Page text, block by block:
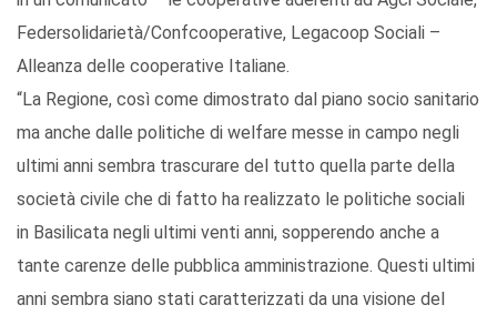
Federsolidarietà/Confcooperative, Legacoop Sociali –
Alleanza delle cooperative Italiane.
“La Regione, così come dimostrato dal piano socio sanitario
ma anche dalle politiche di welfare messe in campo negli
ultimi anni sembra trascurare del tutto quella parte della
società civile che di fatto ha realizzato le politiche sociali
in Basilicata negli ultimi venti anni, sopperendo anche a
tante carenze delle pubblica amministrazione. Questi ultimi
anni sembra siano stati caratterizzati da una visione del